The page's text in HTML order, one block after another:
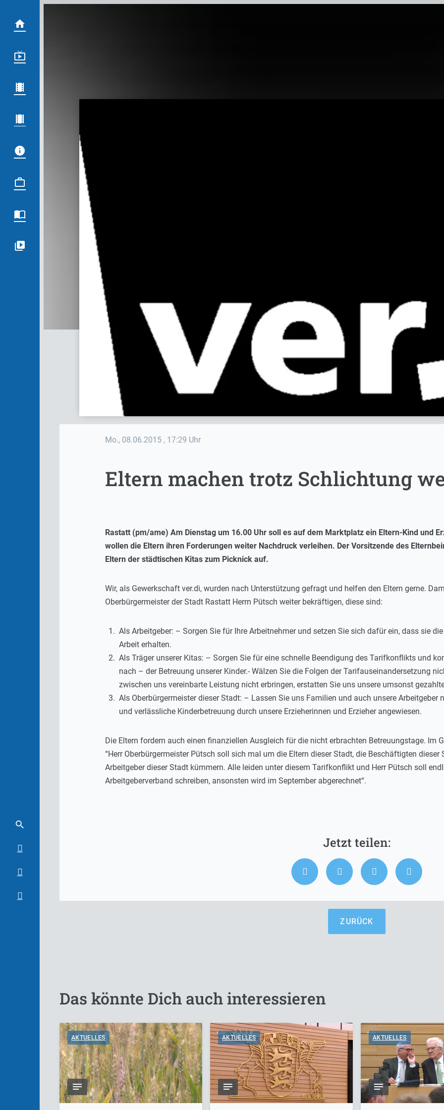
Mo., 08.06.2015 , 17:29 Uhr
Eltern machen trotz Schlichtung
Rastatt (pm/ame) Am Dienstag um 16.00 Uhr soll es auf dem Marktplatz ein Eltern-Kind und
wollen die Eltern ihren Forderungen weiter Nachdruck verleihen. Der Vorsitzende des
Eltern der städtischen Kitas zum Picknick auf.
Wir, als Gewerkschaft ver.di, wurden nach Unterstützung gefragt und helfen den Eltern gerne.
Oberbürgermeister der Stadt Rastatt Herrn Pütsch weiter bekräftigen, diese sind:
Als Arbeitgeber: – Sorgen Sie für Ihre Arbeitnehmer und setzen Sie sich dafür ein, dass sie
Arbeit erhalten.
Als Träger unserer Kitas: – Sorgen Sie für eine schnelle Beendigung des Tarifkonflikts und
nach – der Betreuung unserer Kinder.- Wälzen Sie die Folgen der Tarifauseinandersetzung
zwischen uns vereinbarte Leistung nicht erbringen, erstatten Sie uns unsere umsonst
Als Oberbürgermeister dieser Stadt: – Lassen Sie uns Familien und auch unsere
und verlässliche Kinderbetreuung durch unsere Erzieherinnen und Erzieher angewiesen.
Die Eltern fordern auch einen finanziellen Ausgleich für die nicht erbrachten Betreuungstage. Im
“Herr Oberbürgermeister Pütsch soll sich mal um die Eltern dieser Stadt, die Beschäftigten
Arbeitgeber dieser Stadt kümmern. Alle leiden unter diesem Tarifkonflikt und Herr Pütsch soll
Arbeitgeberverband schreiben, ansonsten wird im September abgerechnet“.
ZURÜCK
Das könnte Dich auch interessieren
AKTUELLES AKTUELLES AKTUELLES